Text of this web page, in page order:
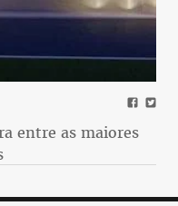
entre as maiores